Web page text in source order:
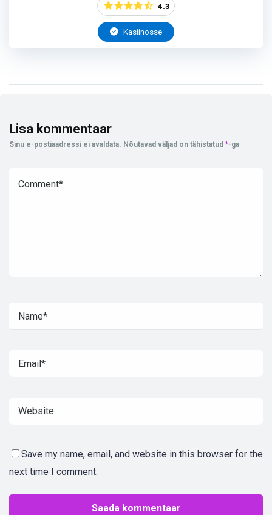
4.3
Kasiinosse
Lisa kommentaar
Sinu e-postiaadressi ei avaldata. Nõutavad väljad on tähistatud *-ga
Save my name, email, and website in this browser for the
next time I comment.